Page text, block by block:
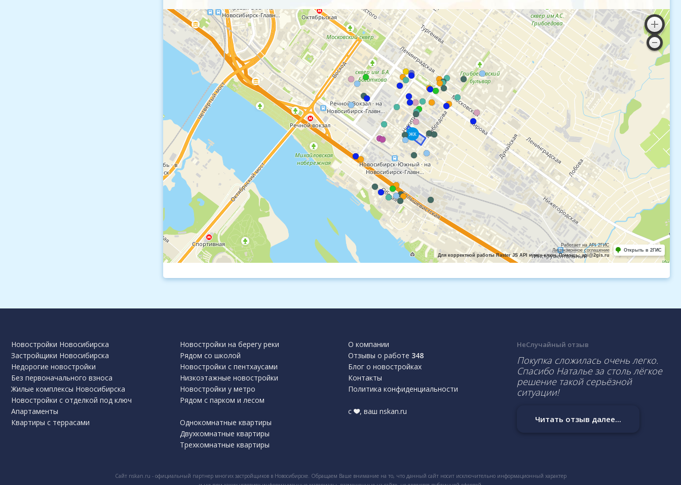
ЖК
Работает на API 2ГИС
Лицензионное соглашение
Для корректной работы Raster JS API нужен ключ. Помощь: api@2gis.ru
Открыть в 2ГИС
Новостройки Новосибирска
Застройщики Новосибирска
Недорогие новостройки
Без первоначального взноса
Жилые комплексы Новосибирска
Новостройки с отделкой под ключ
Апартаменты
Квартиры с террасами
Новостройки на берегу реки
Рядом со школой
Новостройки с пентхаусами
Низкоэтажные новостройки
Новостройки у метро
Рядом с парком и лесом
Однокомнатные квартиры
Двухкомнатные квартиры
Трехкомнатные квартиры
О компании
Отзывы о работе 348
Блог о новостройках
Контакты
Политика конфиденциальности
с , ваш nskan.ru
НеСлучайный отзыв
Покупка сложилась очень легко.
Спасибо Наталье за столь лёгкое
решение такой серьёзной
ситуации!
Читать отзыв далее...
Сайт nskan.ru - официальный партнер многих застройщиков в Новосибирске. Обращаем Ваше внимание на то, что данный сайт носит исключительно информационный характер